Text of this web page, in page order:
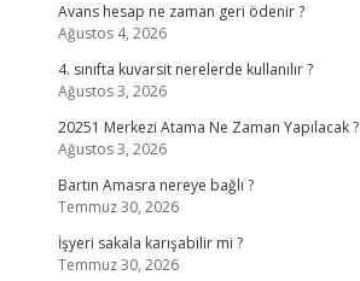
Avans hesap ne zaman geri ödenir ?
Ağustos 4, 2026
4. sınıfta kuvarsit nerelerde kullanılır ?
Ağustos 3, 2026
20251 Merkezi Atama Ne Zaman Yapılacak ?
Ağustos 3, 2026
Bartın Amasra nereye bağlı ?
Temmuz 30, 2026
İşyeri sakala karışabilir mi ?
Temmuz 30, 2026